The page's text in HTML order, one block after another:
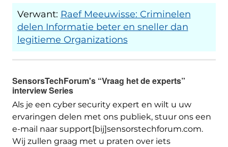
Verwant: Raef Meeuwisse: Criminelen
delen Informatie beter en sneller dan
legitieme Organizations
SensorsTechForum's “Vraag het de experts”
interview Series
Als je een cyber security expert en wilt u uw
ervaringen delen met ons publiek, stuur ons een
e-mail naar support[bij]sensorstechforum.com.
Wij zullen graag met u praten over iets